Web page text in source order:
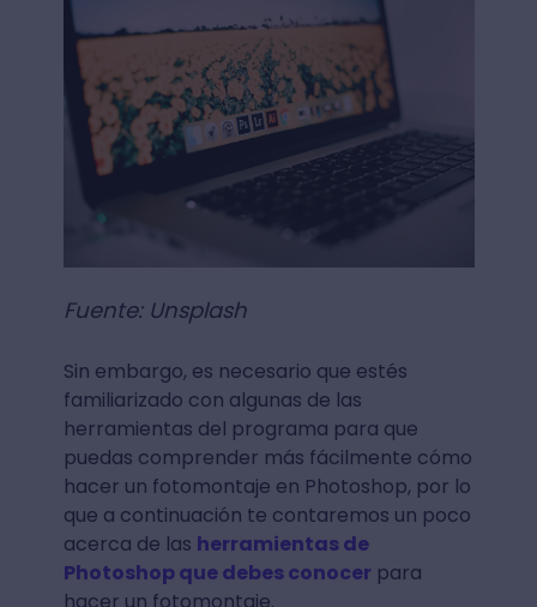
Fuente: Unsplash
Sin embargo, es necesario que estés
familiarizado con algunas de las
herramientas del programa para que
puedas comprender más fácilmente cómo
hacer un fotomontaje en Photoshop, por lo
que a continuación te contaremos un poco
acerca de las herramientas de
Photoshop que debes conocer para